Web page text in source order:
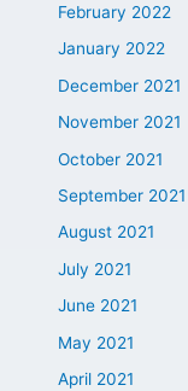
February 2022
January 2022
December 2021
November 2021
October 2021
September 2021
August 2021
July 2021
June 2021
May 2021
April 2021